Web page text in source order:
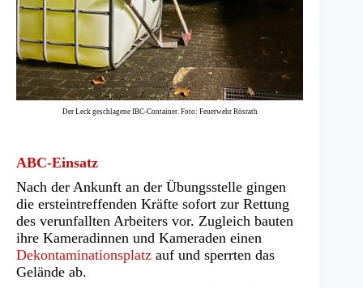
Der Leck geschlagene IBC-Container. Foto: Feuerwehr Rösrath
ABC-Einsatz
Nach der Ankunft an der Übungsstelle gingen
die ersteintreffenden Kräfte sofort zur Rettung
des verunfallten Arbeiters vor. Zugleich bauten
ihre Kameradinnen und Kameraden einen
Dekontaminationsplatz auf und sperrten das
Gelände ab.